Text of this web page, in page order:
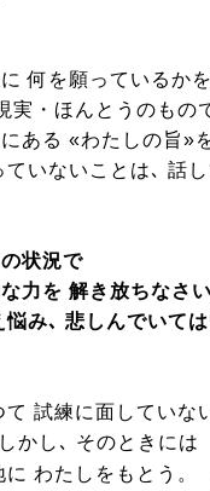
何を願っているか
実・ほんとうのもの
ある «わたしの旨»
いないことは､ 話し
状況で
力を 解き放ちなさい
み､ 悲しんでいては
試練に面していな
かし､ そのときに
わたしをもとう。